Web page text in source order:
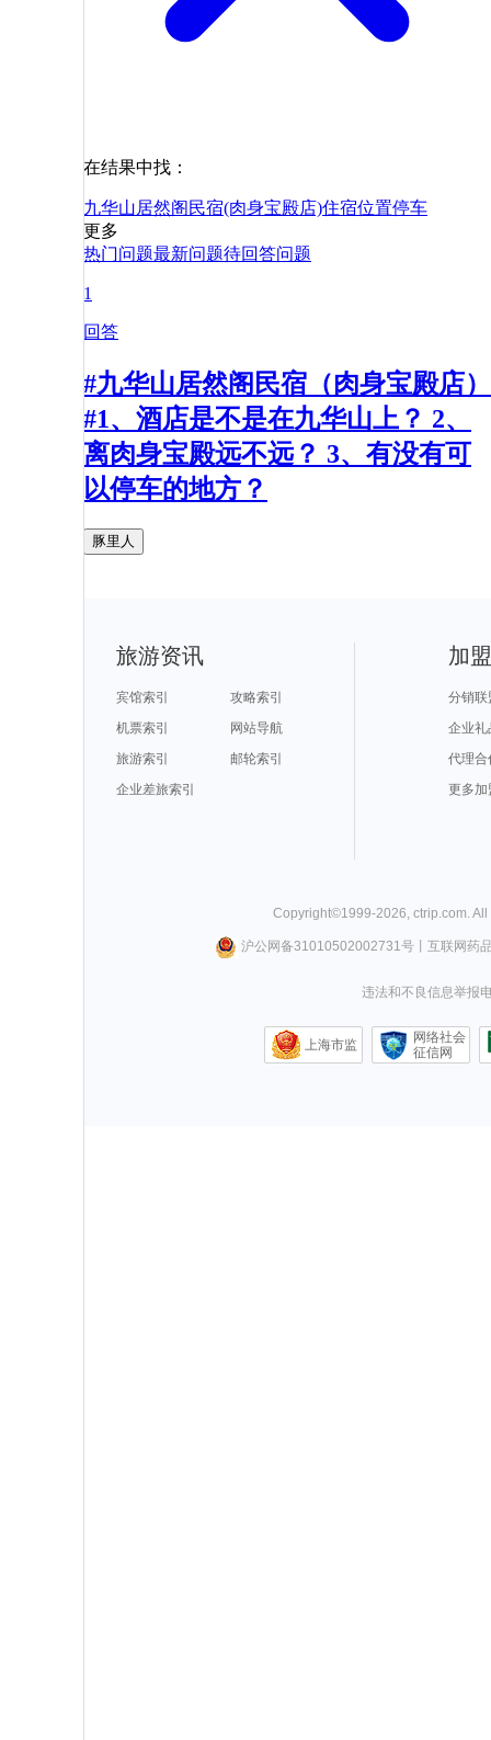
在结果中找：
九华山居然阁民宿(肉身宝殿店)住宿位置停车
更多
热门问题最新问题待回答问题
1
回答
#九华山居然阁民宿（肉身宝殿店）
#1、酒店是不是在九华山上？ 2、
离肉身宝殿远不远？ 3、有没有可
以停车的地方？
豚里人
旅游资讯
宾馆索引
攻略索引
机票索引
网站导航
旅游索引
邮轮索引
企业差旅索引
加
分销联
企业礼
代理合
更多加
Copyright©1999-2026 ctrip.com .
沪公网备31010502002731号丨 互联网药
违法和不良信息举报
上海市监
网络社会
征信网